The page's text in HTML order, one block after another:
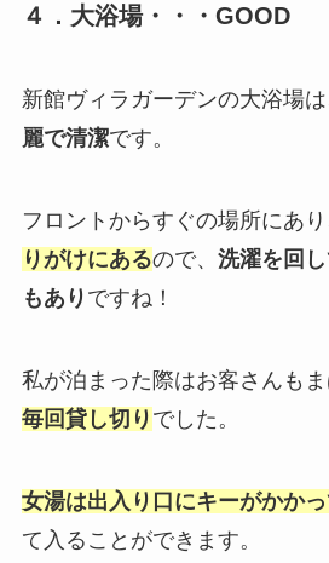
４．大浴場・・・GOOD
新館ヴィラガーデンの大浴場は
麗で清潔です。
フロントからすぐの場所にあり
りがけにあるので、 洗濯を回
もあり ですね！
私が泊まった際はお客さんもま
毎回貸し切り でした。
女湯は出入り口にキーがかか
て入ることができます。